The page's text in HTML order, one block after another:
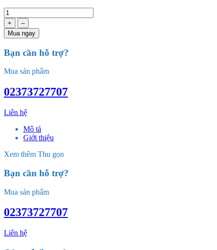
+
–
Mua ngay
Bạn cần hỗ trợ?
Mua sản phẩm
02373727707
Liên hệ
Mô tả
Giới thiệu
Xem thêm Thu gọn
Bạn cần hỗ trợ?
Mua sản phẩm
02373727707
Liên hệ